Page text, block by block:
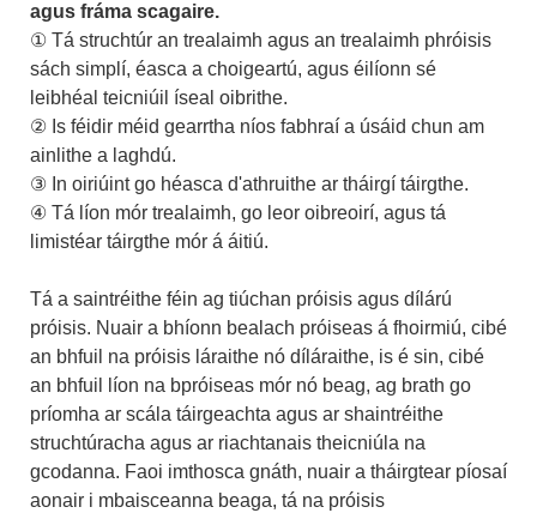
agus fráma scagaire.
① Tá struchtúr an trealaimh agus an trealaimh phróisis
sách simplí, éasca a choigeartú, agus éilíonn sé
leibhéal teicniúil íseal oibrithe.
② Is féidir méid gearrtha níos fabhraí a úsáid chun am
ainlithe a laghdú.
③ In oiriúint go héasca d'athruithe ar tháirgí táirgthe.
④ Tá líon mór trealaimh, go leor oibreoirí, agus tá
limistéar táirgthe mór á áitiú.
Tá a saintréithe féin ag tiúchan próisis agus dílárú
próisis. Nuair a bhíonn bealach próiseas á fhoirmiú, cibé
an bhfuil na próisis láraithe nó díláraithe, is é sin, cibé
an bhfuil líon na bpróiseas mór nó beag, ag brath go
príomha ar scála táirgeachta agus ar shaintréithe
struchtúracha agus ar riachtanais theicniúla na
gcodanna. Faoi imthosca gnáth, nuair a tháirgtear píosaí
aonair i mbaisceanna beaga, tá na próisis